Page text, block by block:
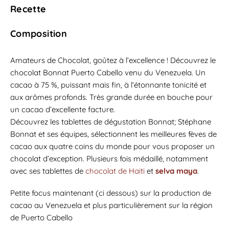
Recette
Composition
Amateurs de Chocolat, goûtez à l’excellence ! Découvrez le
chocolat Bonnat Puerto Cabello venu du Venezuela. Un
cacao à 75 %, puissant mais fin, à l’étonnante tonicité et
aux arômes profonds. Très grande durée en bouche pour
un cacao d’excellente facture.
Découvrez les tablettes de dégustation Bonnat; Stéphane
Bonnat et ses équipes, sélectionnent les meilleures fèves de
cacao aux quatre coins du monde pour vous proposer un
chocolat d’exception. Plusieurs fois médaillé, notamment
avec ses tablettes de chocolat de Haiti et selva maya.
Petite focus maintenant (ci dessous) sur la production de
cacao au Venezuela et plus particulièrement sur la région
de Puerto Cabello